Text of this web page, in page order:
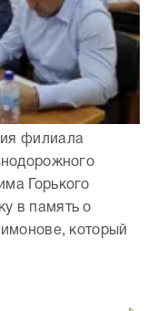
филиала
Горького
в память о
который